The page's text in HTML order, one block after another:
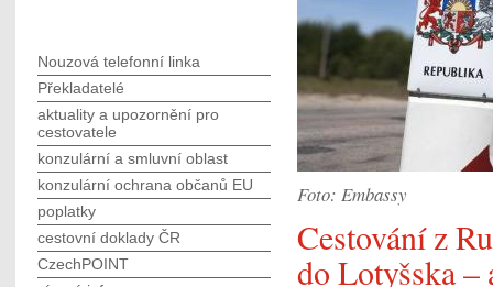
Foto: Embassy
Cestování z
do Lotyšska
Nouzová telefonní linka
Překladatelé
aktuality a upozornění pro
cestovatele
konzulární a smluvní oblast
konzulární ochrana občanů EU
poplatky
cestovní doklady ČR
CzechPOINT